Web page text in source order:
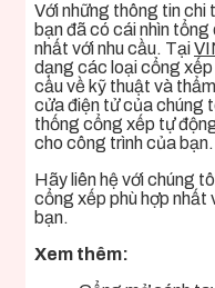
Với những thông tin
bạn đã có cái nhìn tổng
nhất với nhu cầu. Tại
dạng các loại cổng
cầu về kỹ thuật và
cửa điện tử của chúng
thống cổng xếp tự
cho công trình của bạn.
Hãy liên hệ với chúng
cổng xếp phù hợp nhất
bạn.
Xem thêm: